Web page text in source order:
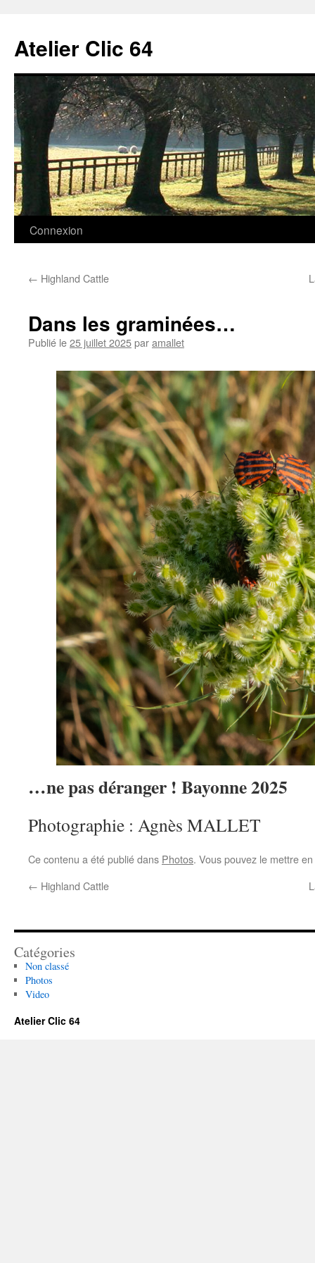
contenu
Atelier Clic 64
Connexion
← Highland Cattle
Dans les graminées…
Publié le25 juillet 2025paramallet
…ne pas déranger ! Bayonne 2025
Photographie : Agnès MALLET
Ce contenu a été publié dans Photos. Vous pouvez le mettre
← Highland Cattle
Catégories
Non classé
Photos
Video
Atelier Clic 64